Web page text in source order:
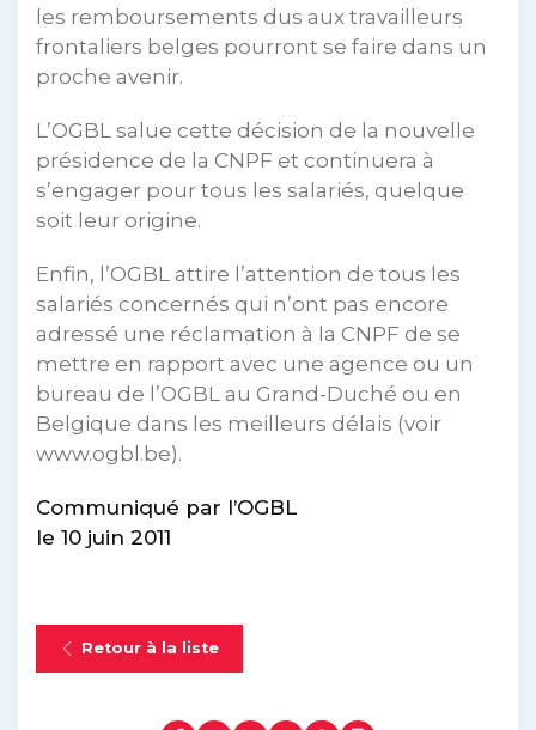
les remboursements dus aux travailleurs
frontaliers belges pourront se faire dans un
proche avenir.
L’OGBL salue cette décision de la nouvelle
présidence de la CNPF et continuera à
s’engager pour tous les salariés, quelque
soit leur origine.
Enfin, l’OGBL attire l’attention de tous les
salariés concernés qui n’ont pas encore
adressé une réclamation à la CNPF de se
mettre en rapport avec une agence ou un
bureau de l’OGBL au Grand-Duché ou en
Belgique dans les meilleurs délais (voir
www.ogbl.be).
Communiqué par l’OGBL
le 10 juin 2011
Retour à la liste